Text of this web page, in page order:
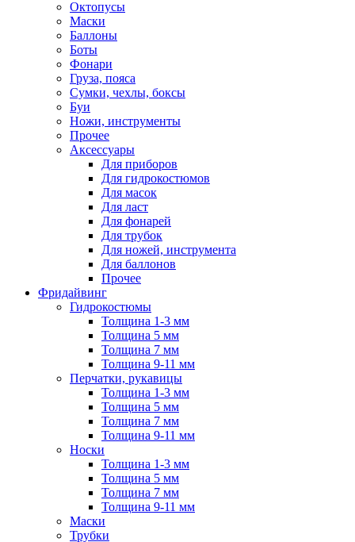
Октопусы
Маски
Баллоны
Боты
Фонари
Груза, пояса
Сумки, чехлы, боксы
Буи
Ножи, инструменты
Прочее
Аксессуары
Для приборов
Для гидрокостюмов
Для масок
Для ласт
Для фонарей
Для трубок
Для ножей, инструмента
Для баллонов
Прочее
Фридайвинг
Гидрокостюмы
Толщина 1-3 мм
Толщина 5 мм
Толщина 7 мм
Толщина 9-11 мм
Перчатки, рукавицы
Толщина 1-3 мм
Толщина 5 мм
Толщина 7 мм
Толщина 9-11 мм
Носки
Толщина 1-3 мм
Толщина 5 мм
Толщина 7 мм
Толщина 9-11 мм
Маски
Трубки